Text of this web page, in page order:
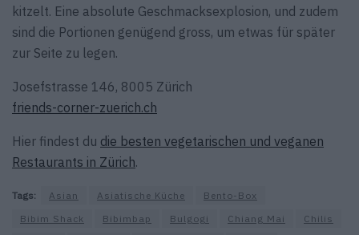
kitzelt. Eine absolute Geschmacksexplosion, und zudem
sind die Portionen genügend gross, um etwas für später
zur Seite zu legen.
Josefstrasse 146, 8005 Zürich
friends-corner-zuerich.ch
Hier findest du die besten vegetarischen und veganen
Restaurants in Zürich.
Tags: Asian Asiatische Küche
Bento-Box
Bibim Shack
Bibimbap Bulgogi Chiang Mai
Chilis